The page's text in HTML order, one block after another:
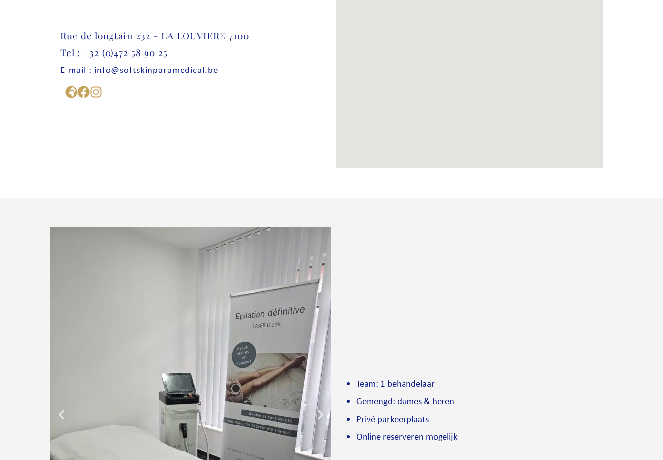
Rue de longtain 232 - LA LOUVIERE 7100
Tel : +32 (0)472 58 90 25
E-mail : info@softskinparamedical.be
Team: 1 behandelaar
Gemengd: dames & heren
Privé parkeerplaats
Online reserveren mogelijk